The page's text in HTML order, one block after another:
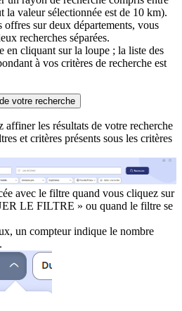
la valeur sélectionnée est de 10 km).
offres sur deux départements, vous
recherches séparées.
en cliquant sur la loupe ; la liste des
à vos critères de recherche est
votre recherche
affiner les résultats de votre recherche
et critères présents sous les critères
avec le filtre quand vous cliquez sur
LE FILTRE » ou quand le filtre se
un compteur indique le nombre